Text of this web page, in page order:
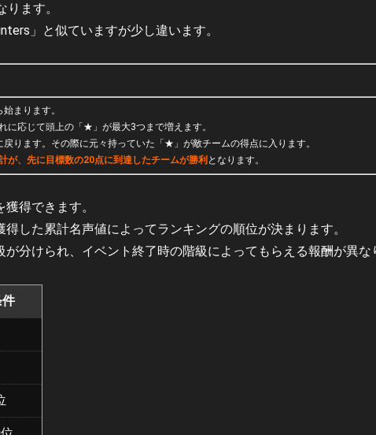
ます。
」と似ていますが少し違います。
まります。
に応じて頭上の「★」が最大3つまで増えます。
ります。その際に元々持っていた「★」が敵チームの得点に入ります。
が、先に目標数の20点に到達したチームが勝利 となります。
獲得できます。
した累計名声値によってランキングの順位が決まります。
が分けられ、イベント終了時の階級によってもらえる報酬が異な